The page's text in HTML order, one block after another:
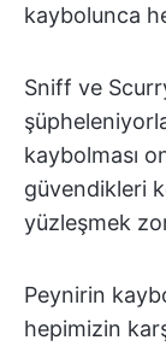
kaybolunca
Sniff ve
kaybolması
güvendikleri
yüzleşmek
Peynirin
hepimizin